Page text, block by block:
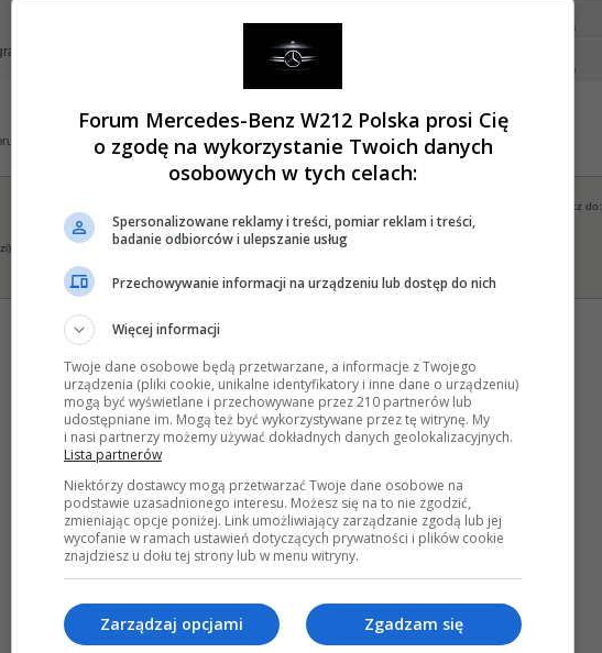
86295 Wyświetleń
99847 Wyświetleń
techniczne Modyfikacje i tuning W213
Skocz do:
Wątek przyklejony
Ankieta
Forum Mercedes-Benz W212 Polska prosi Cię
o zgodę na wykorzystanie Twoich danych
osobowych w tych celach:
Spersonalizowane reklamy i treści, pomiar reklam i treści,
badanie odbiorców i ulepszanie usług
Przechowywanie informacji na urządzeniu lub dostęp do nich
Więcej informacji
Twoje dane osobowe będą przetwarzane, a informacje z Twojego
urządzenia (pliki cookie, unikalne identyfikatory i inne dane o urządzeniu)
mogą być wyświetlane i przechowywane przez 210 partnerów lub
udostępniane im. Mogą też być wykorzystywane przez tę witrynę. My
i nasi partnerzy możemy używać dokładnych danych geolokalizacyjnych.
Lista partnerów
Niektórzy dostawcy mogą przetwarzać Twoje dane osobowe na
podstawie uzasadnionego interesu. Możesz się na to nie zgodzić,
zmieniając opcje poniżej. Link umożliwiający zarządzanie zgodą lub jej
wycofanie w ramach ustawień dotyczących prywatności i plików cookie
znajdziesz u dołu tej strony lub w menu witryny.
Zgadzam się
Zarządzaj opcjami